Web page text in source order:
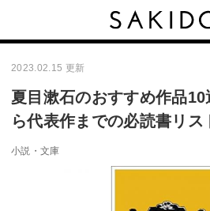
2023.02.15 更新
夏目漱石のおすすめ作品
ら代表作までの必読書リス
小説・文庫